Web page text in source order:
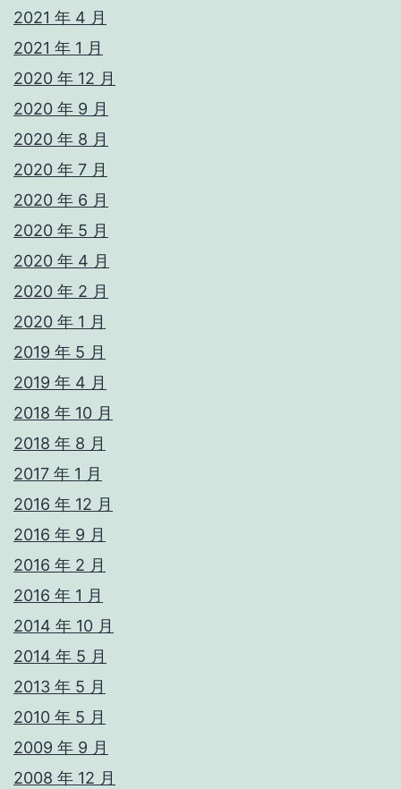
2021 年 4 月
2021 年 1 月
2020 年 12 月
2020 年 9 月
2020 年 8 月
2020 年 7 月
2020 年 6 月
2020 年 5 月
2020 年 4 月
2020 年 2 月
2020 年 1 月
2019 年 5 月
2019 年 4 月
2018 年 10 月
2018 年 8 月
2017 年 1 月
2016 年 12 月
2016 年 9 月
2016 年 2 月
2016 年 1 月
2014 年 10 月
2014 年 5 月
2013 年 5 月
2010 年 5 月
2009 年 9 月
2008 年 12 月